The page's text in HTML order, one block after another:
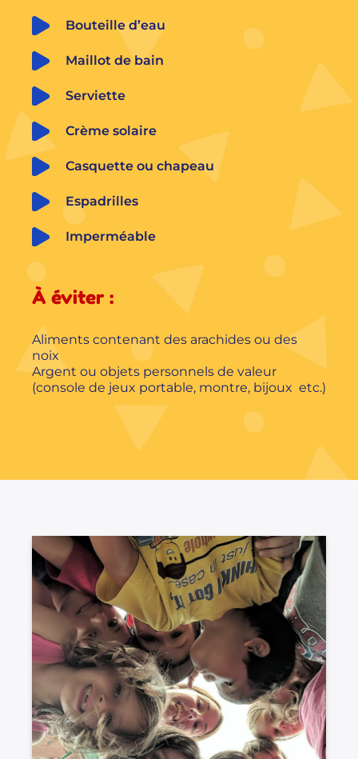
Bouteille d’eau
Maillot de bain
Serviette
Crème solaire
Casquette ou chapeau
Espadrilles
Imperméable
À éviter :
Aliments contenant des arachides ou des
noix
Argent ou objets personnels de valeur
(console de jeux portable, montre, bijoux etc.)